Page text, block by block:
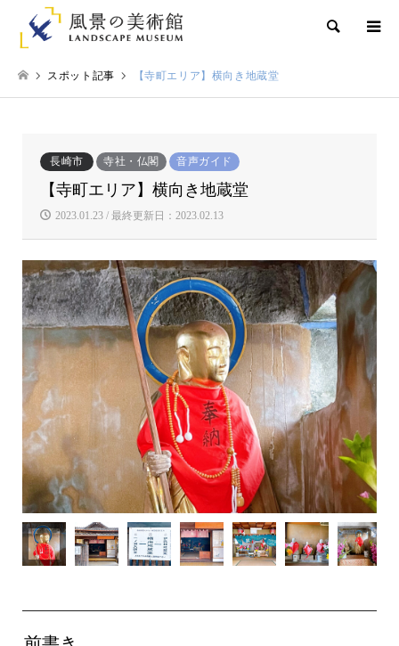
検索
スポット記事 【寺町エリア】横向き地蔵堂
長崎市 寺社・仏閣 音声ガイド
【寺町エリア】横向き地蔵堂
2023.01.23 / 最終更新日：2023.02.13